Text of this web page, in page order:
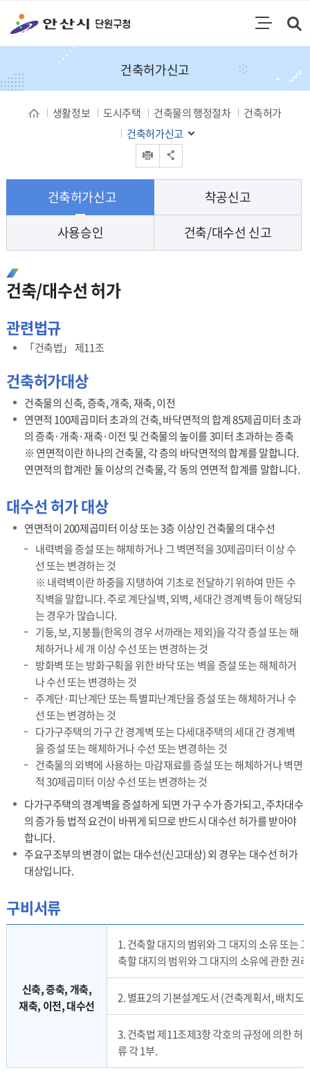
주메뉴
건축허가신고
생활정보 도시주택 건축물의 행정절차
건축허가
건축허가신고
건축허가신고
착공신고
사용승인
건축/대수선 신고
건축/대수선 허가
관련법규
「건축법」 제11조
건축허가대상
건축물의 신축, 증축, 개축, 재축, 이전
연면적 100제곱미터 초과의 건축, 바닥면적의 합계 85제곱미터 초과
의 증축·개축·재축·이전 및 건축물의 높이를 3미터 초과하는 증축
※ 연면적이란 하나의 건축물, 각 층의 바닥면적의 합계를 말합니다.
연면적의 합계란 둘 이상의 건축물, 각 동의 연면적 합계를 말합니다.
대수선 허가 대상
연면적이 200제곱미터 이상 또는 3층 이상인 건축물의 대수선
내력벽을 증설 또는 해체하거나 그 벽면적을 30제곱미터 이상 수
선 또는 변경하는 것
※ 내력벽이란 하중을 지탱하여 기초로 전달하기 위하여 만든 수
직벽을 말합니다. 주로 계단실벽, 외벽, 세대간 경계벽 등이 해당되
는 경우가 많습니다.
기둥, 보, 지붕틀(한옥의 경우 서까래는 제외)을 각각 증설 또는 해
체하거나 세 개 이상 수선 또는 변경하는 것
방화벽 또는 방화구획을 위한 바닥 또는 벽을 증설 또는 해체하거
나 수선 또는 변경하는 것
주계단·피난계단 또는 특별피난계단을 증설 또는 해체하거나 수
선 또는 변경하는 것
다가구주택의 가구 간 경계벽 또는 다세대주택의 세대 간 경계벽
을 증설 또는 해체하거나 수선 또는 변경하는 것
건축물의 외벽에 사용하는 마감재료를 증설 또는 해체하거나 벽면
적 30제곱미터 이상 수선 또는 변경하는 것
다가구주택의 경계벽을 증설하게 되면 가구 수가 증가되고, 주차대수
의 증가 등 법적 요건이 바뀌게 되므로 반드시 대수선 허가를 받아야
합니다.
주요구조부의 변경이 없는 대수선(신고대상) 외 경우는 대수선 허가
대상입니다.
구비서류
신축, 증축, 개축,
재축, 이전, 대수선
1. 건축할 대지의 범위와 그 대지의 소유 또는
축할 대지의 범위와 그 대지의 소유에 관한 권
2. 별표2의 기본설계도서 (건축계획서, 배치도
3. 건축법 제11조제3항 각호의 규정에 의한 허
류 각 1부.